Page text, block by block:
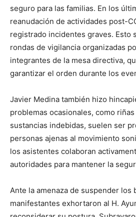
seguro para las familias. En los
reanudación de actividades post-
registrado incidentes graves. Esto
rondas de vigilancia organizadas
integrantes de la mesa directiva,
garantizar el orden durante los
Javier Medina también hizo
problemas ocasionales, como
sustancias indebidas, suelen ser
personas ajenas al movimiento
los asistentes colaboran
autoridades para mantener la
Ante la amenaza de suspender los
manifestantes exhortaron al H.